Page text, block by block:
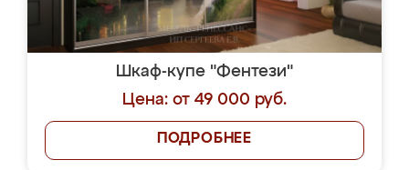
Шкаф-купе "Фентези"
Цена: от 49 000 руб.
ПОДРОБНЕЕ